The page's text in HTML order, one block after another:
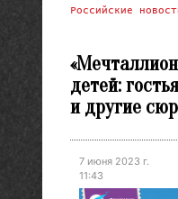
Российские
детей:
и другие
7 июня 2023 г.
11:43